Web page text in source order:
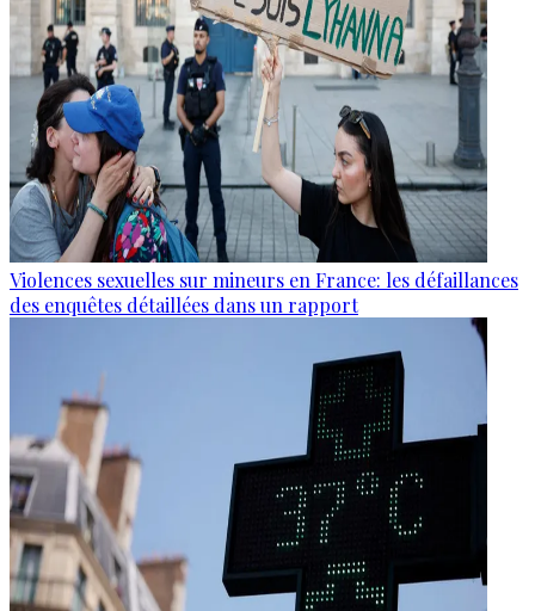
Violences sexuelles sur mineurs en France: les défaillances
des enquêtes détaillées dans un rapport